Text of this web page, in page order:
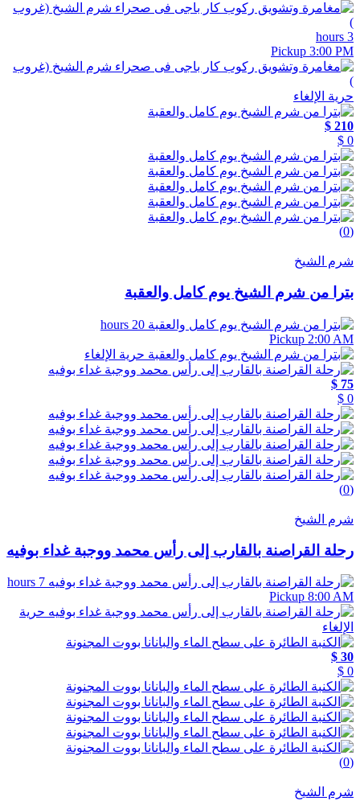
3 hours
Pickup 3:00 PM
حرية الإلغاء
210 $
0 $
(0)
شرم الشيخ
بترا من شرم الشيخ يوم كامل والعقبة
20 hours
Pickup 2:00 AM
حرية الإلغاء
75 $
0 $
(0)
شرم الشيخ
رحلة القراصنة بالقارب إلى رأس محمد ووجبة غداء بوفيه
7 hours
Pickup 8:00 AM
حرية
الإلغاء
30 $
0 $
(0)
شرم الشيخ